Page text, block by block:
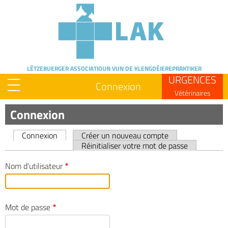
LËTZEBUERGER ASSOCIATIOUNVUN DE KLENGDÉIEREPRAKTIKER
URGENCES
Vétérinaires
Connexion
Connexion
Primary
tabs
Connexion
Créer un nouveau compte
Réinitialiser votre mot de passe
Nom d'utilisateur
Mot de passe